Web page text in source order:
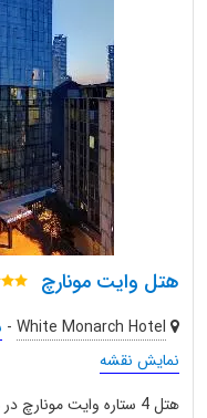
هتل وایت مونارچ
White Monarch Hotel
-
نمایش نقشه
هتل 4 ستاره وایت